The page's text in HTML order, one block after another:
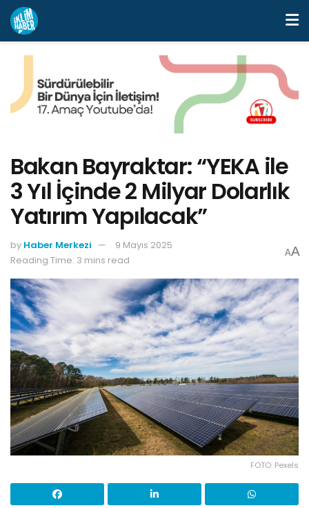
Bakan Bayraktar: “YEKA ile
3 Yıl İçinde 2 Milyar Dolarlık
Yatırım Yapılacak”
by Haber Merkezi
9 Mayıs 2025
Reading Time: 3 mins read
AA
FOTO: Pexels